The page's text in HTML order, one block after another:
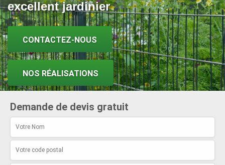
excellent jardinier
CONTACTEZ-NOUS
NOS RÉALISATIONS
Demande de devis gratuit